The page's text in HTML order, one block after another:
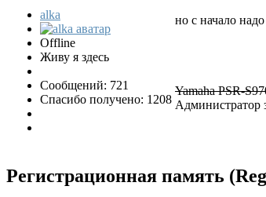
alka
Offline
Живу я здесь
Сообщений: 721
Спасибо получено: 1208
но с начало
Yamaha PSR-
Администратор
Регистрационная память